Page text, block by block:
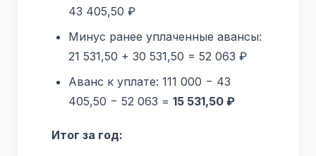
43 405,50 ₽
Минус ранее уплаченные авансы:
21 531,50 + 30 531,50 = 52 063 ₽
Аванс к уплате: 111 000 − 43
405,50 − 52 063 = 15 531,50 ₽
Итог за год: